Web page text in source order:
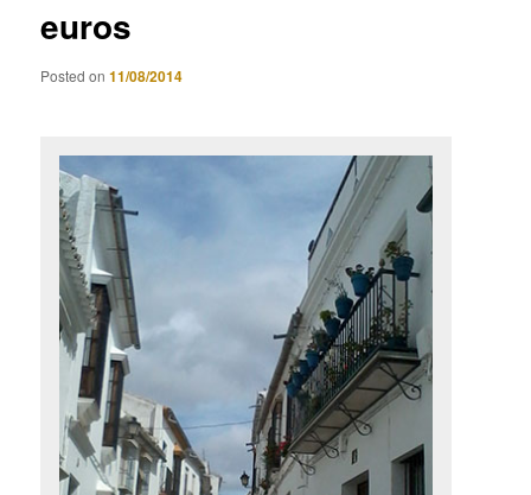
euros
Posted on11/08/2014